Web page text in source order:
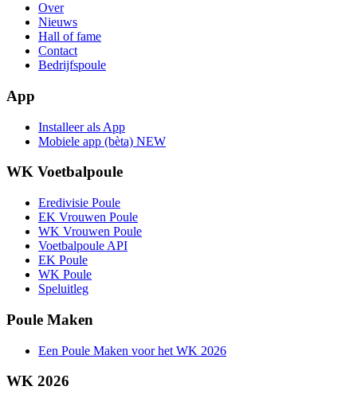
Over
Nieuws
Hall of fame
Contact
Bedrijfspoule
App
Installeer als App
Mobiele app (bèta) NEW
WK Voetbalpoule
Eredivisie Poule
EK Vrouwen Poule
WK Vrouwen Poule
Voetbalpoule API
EK Poule
WK Poule
Speluitleg
Poule Maken
Een Poule Maken voor het WK 2026
WK 2026